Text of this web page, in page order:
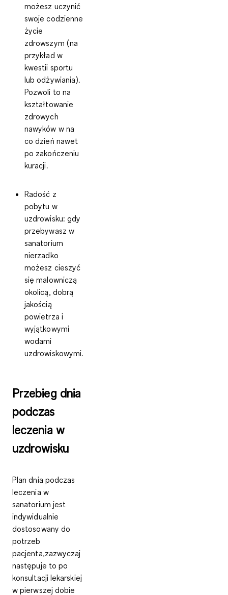
możesz uczynić
swoje codzienne
życie
zdrowszym (na
przykład w
kwestii sportu
lub odżywiania).
Pozwoli to na
kształtowanie
zdrowych
nawyków w na
co dzień nawet
po zakończeniu
kuracji.
Radość z
pobytu w
uzdrowisku: gdy
przebywasz w
sanatorium
nierzadko
możesz cieszyć
się malowniczą
okolicą, dobrą
jakością
powietrza i
wyjątkowymi
wodami
uzdrowiskowymi.
Przebieg dnia
podczas
leczenia w
uzdrowisku
Plan dnia podczas
leczenia w
sanatorium jest
indywidualnie
dostosowany do
potrzeb
pacjenta,zazwyczaj
następuje to po
konsultacji lekarskiej
w pierwszej dobie